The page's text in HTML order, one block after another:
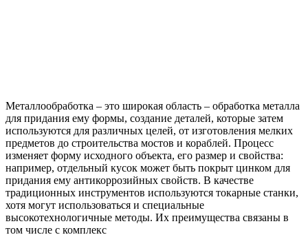
Металлообработка – это широкая область – обработка металла
для придания ему формы, создание деталей, которые затем
используются для различных целей, от изготовления мелких
предметов до строительства мостов и кораблей. Процесс
изменяет форму исходного объекта, его размер и свойства:
например, отдельный кусок может быть покрыт цинком для
придания ему антикоррозийных свойств. В качестве
традиционных инструментов используются токарные станки,
хотя могут использоваться и специальные
высокотехнологичные методы. Их преимущества связаны в
том числе с комплекс